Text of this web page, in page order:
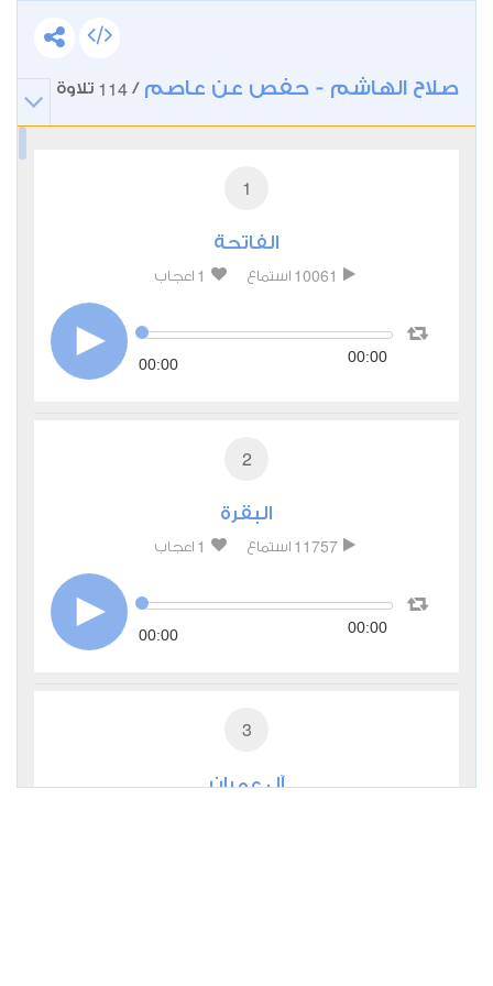
صلاح الهاشم - حفص عن عاصم /
114 تلاوة
1
الفاتحة
10061 استماع 1 اعجاب
00:00 00:00
2
البقرة
11757 استماع 1 اعجاب
00:00 00:00
3
آل عمران